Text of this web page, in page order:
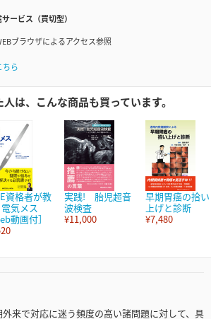
ービス（買切型）
ブラウザによるアクセス参照
ちら
は、こんな商品も買っています。
資格者が教
気メス
動画付］
実践! 胎児超音
波検査
¥11,000
早期胃癌の拾い
上げと診断
¥7,480
来で対応に迷う頻度の高い諸問題に対して、具